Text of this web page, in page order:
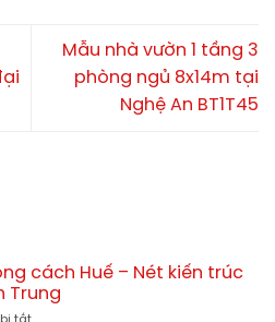
Mẫu nhà vườn 1 tầng 3
phòng ngủ 8x14m tại
Nghệ An BT1T45
cách Huế – Nét kiến trúc
Trung
ở